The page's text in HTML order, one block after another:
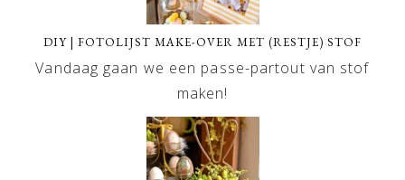
DIY | FOTOLIJST MAKE-OVER MET (RESTJE) STOF
Vandaag gaan we een passe-partout van stof
maken!